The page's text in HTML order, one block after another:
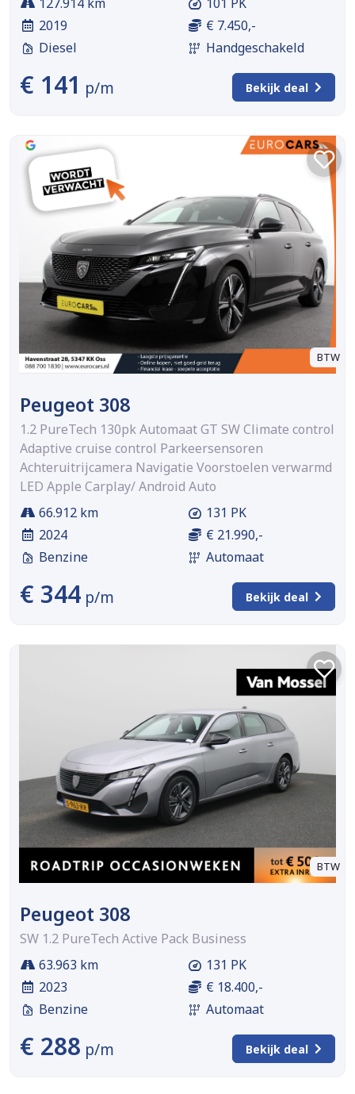
2019
Diesel
€ 7.450,-
Handgeschakeld
€ 141 p/m Bekijk deal
BTW
Peugeot 308
1.2 PureTech 130pk Automaat GT SW Climate control
Adaptive cruise control Parkeersensoren
Achteruitrijcamera Navigatie Voorstoelen verwarmd
LED Apple Carplay/ Android Auto
66.912 km
2024
Benzine
131 PK
€ 21.990,-
Automaat
€ 344 p/m Bekijk deal
BTW
Peugeot 308
SW 1.2 PureTech Active Pack Business
63.963 km
2023
Benzine
131 PK
€ 18.400,-
Automaat
€ 288 p/m Bekijk deal